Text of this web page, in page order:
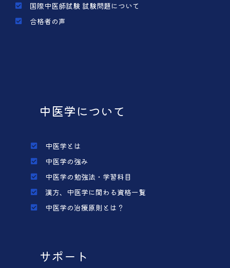
国際中医師試験 試験問題について
合格者の声
中医学について
中医学とは
中医学の強み
中医学の勉強法・学習科目
漢方、中医学に関わる資格一覧
中医学の治療原則とは？
サポート